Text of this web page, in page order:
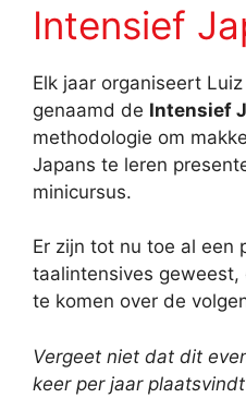
Intensief
Elk jaar organiseert
genaamd de Intensief
methodologie om
Japans te leren
minicursus.
Er zijn tot nu toe al een
taalintensives
te komen over de
Vergeet niet dat dit
keer per jaar